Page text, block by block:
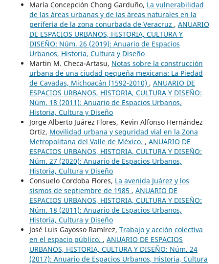
María Concepción Chong Garduño, La vulnerabilidad
de las áreas urbanas y de las áreas naturales en la
periferia de la zona conurbada de Veracruz , ANUARIO
DE ESPACIOS URBANOS, HISTORIA, CULTURA Y
DISEÑO: Núm. 26 (2019): Anuario de Espacios
Urbanos, Historia, Cultura y Diseño
Martin M. Checa-Artasu, Notas sobre la construcción
urbana de una ciudad pequeña mexicana: La Piedad
de Cavadas, Michoacán (1592-2010) , ANUARIO DE
ESPACIOS URBANOS, HISTORIA, CULTURA Y DISEÑO:
Núm. 18 (2011): Anuario de Espacios Urbanos,
Historia, Cultura y Diseño
Jorge Alberto Juárez Flores, Kevin Alfonso Hernández
Ortiz, Movilidad urbana y seguridad vial en la Zona
Metropolitana del Valle de México. , ANUARIO DE
ESPACIOS URBANOS, HISTORIA, CULTURA Y DISEÑO:
Núm. 27 (2020): Anuario de Espacios Urbanos,
Historia, Cultura y Diseño
Consuelo Cordoba Flores, La avenida Juárez y los
sismos de septiembre de 1985 , ANUARIO DE
ESPACIOS URBANOS, HISTORIA, CULTURA Y DISEÑO:
Núm. 18 (2011): Anuario de Espacios Urbanos,
Historia, Cultura y Diseño
José Luis Gayosso Ramírez, Trabajo y acción colectiva
en el espacio público. , ANUARIO DE ESPACIOS
URBANOS, HISTORIA, CULTURA Y DISEÑO: Núm. 24
(2017): Anuario de Espacios Urbanos, Historia, Cultura